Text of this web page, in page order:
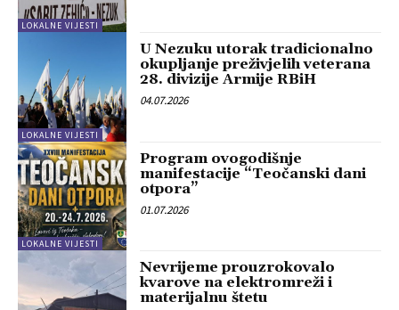
LOKALNE VIJESTI
LOKALNE VIJESTI
U Nezuku utorak tradicionalno
okupljanje preživjelih veterana
28. divizije Armije RBiH
04.07.2026
LOKALNE VIJESTI
Program ovogodišnje
manifestacije “Teočanski dani
otpora”
01.07.2026
Nevrijeme prouzrokovalo
kvarove na elektromreži i
materijalnu štetu